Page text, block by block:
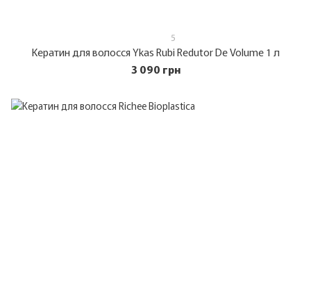
5
Кератин для волосся Ykas Rubi Redutor De Volume 1 л
3 090 грн